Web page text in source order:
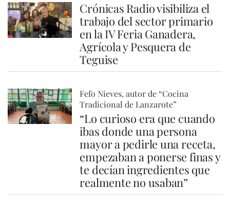
Crónicas Radio visibiliza el
trabajo del sector primario
en la IV Feria Ganadera,
Agrícola y Pesquera de
Teguise
Fefo Nieves, autor de “Cocina
Tradicional de Lanzarote”
“Lo curioso era que cuando
ibas donde una persona
mayor a pedirle una receta,
empezaban a ponerse finas y
te decían ingredientes que
realmente no usaban”